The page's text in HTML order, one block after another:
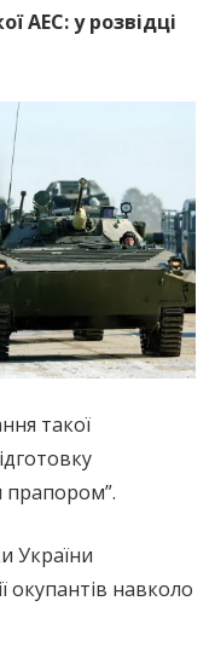
АЕС: у розвідці
такої
прапором”.
України
окупантів навколо